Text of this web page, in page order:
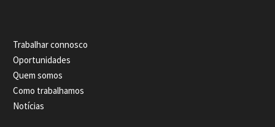
Trabalhar connosco
Oportunidades
Quem somos
Como trabalhamos
Notícias